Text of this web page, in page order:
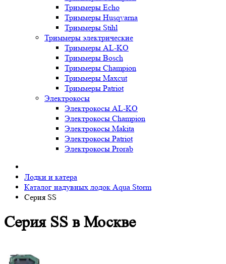
Триммеры Echo
Триммеры Husqvarna
Триммеры Stihl
Триммеры электрические
Триммеры AL-KO
Триммеры Bosch
Триммеры Champion
Триммеры Maxcut
Триммеры Patriot
Электрокосы
Электрокосы AL-KO
Электрокосы Champion
Электрокосы Makita
Электрокосы Patriot
Электрокосы Prorab
Лодки и катера
Каталог надувных лодок Aqua Storm
Серия SS
Серия SS в Москве